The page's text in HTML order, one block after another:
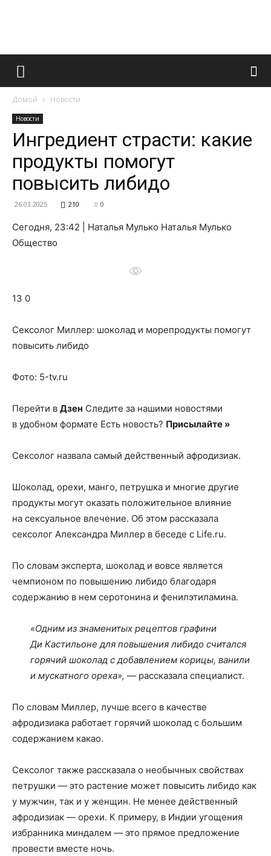
Французский
и
о
нем
Домой Новости
Новости
Ингредиент страсти: какие
продукты помогут
повысить либидо
26.03.2025 210 0
Сегодня, 23:42 | Наталья Мулько Наталья Мулько
Общество
13 0
Сексолог Миллер: шоколад и морепродукты помогут
повысить либидо
Фото: 5-tv.ru
Перейти в Дзен Следите за нашими новостями
в удобном формате Есть новость? Присылайте »
Сексолог назвала самый действенный афродизиак.
Шоколад, орехи, манго, петрушка и многие другие
продукты могут оказать положительное влияние
на сексуальное влечение. Об этом рассказала
сексолог Александра Миллер в беседе с Life.ru.
По словам эксперта, шоколад и вовсе является
чемпионом по повышению либидо благодаря
содержанию в нем серотонина и фенилэтиламина.
«Одним из знаменитых рецептов графини
Ди Кастильоне для повышения либидо считался
горячий шоколад с добавлением корицы, ванили
и мускатного ореха», — рассказала специалист.
По словам Миллер, лучше всего в качестве
афродизиака работает горячий шоколад с большим
содержанием какао.
Сексолог также рассказала о необычных свойствах
петрушки — это растение может повысить либидо как
у мужчин, так и у женщин. Не менее действенный
афродизиак — орехи. К примеру, в Индии угощения
избранника миндалем — это прямое предложение
провести вместе ночь.